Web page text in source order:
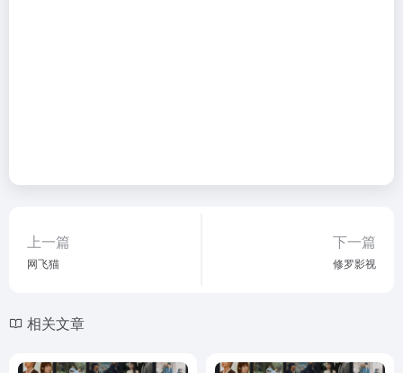
上一篇
网飞猫
下一篇
修罗影视
相关文章